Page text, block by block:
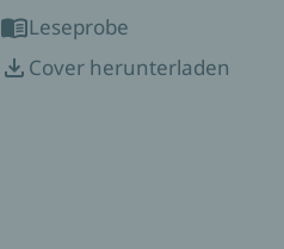
Leseprobe
Cover herunterladen